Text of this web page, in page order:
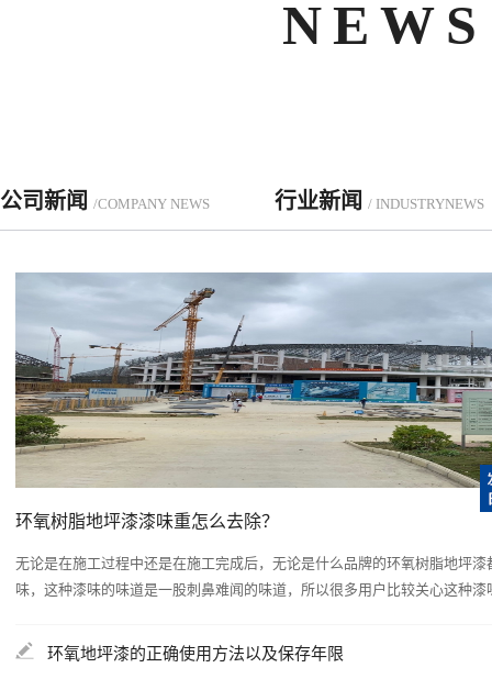
公司新闻 /COMPANY NEWS 行业新闻 / INDUSTRYNEWS
环氧树脂地坪漆漆味重怎么去除？
无论是在施工过程中还是在施工完成后，无论是什么品牌的环氧树脂地坪漆
味，这种漆味的味道是一股刺鼻难闻的味道，所以很多用户比较关心这种漆
环氧地坪漆的正确使用方法以及保存年限